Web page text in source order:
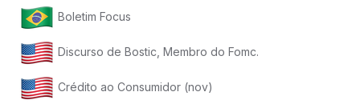
Boletim Focus
Discurso de Bostic, Membro do Fomc.
Crédito ao Consumidor (nov)